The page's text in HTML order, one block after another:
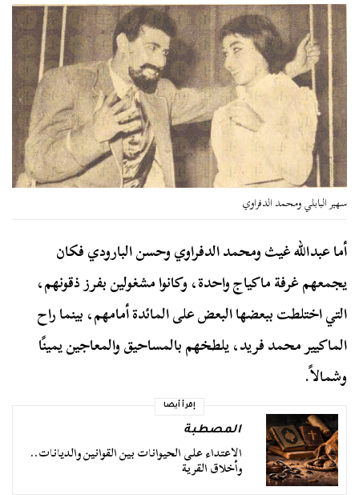
سهير البابلي ومحمد الدفراوي
أما عبدالله غيث ومحمد الدفراوي وحسن البارودي فكان
يجمعهم غرفة ماكياج واحدة، وكانوا مشغولين بفرز ذقونهم،
التي اختلطت ببعضها البعض على المائدة أمامهم، بينما راح
الماكيير محمد فرید، يلطخهم بالمساحيق والمعاجين يمينًا
وشمالاً.
إقرأ أيضا
المصطبة
الاعتداء على الحيوانات بين القوانين والديانات..
وأخلاق القرية